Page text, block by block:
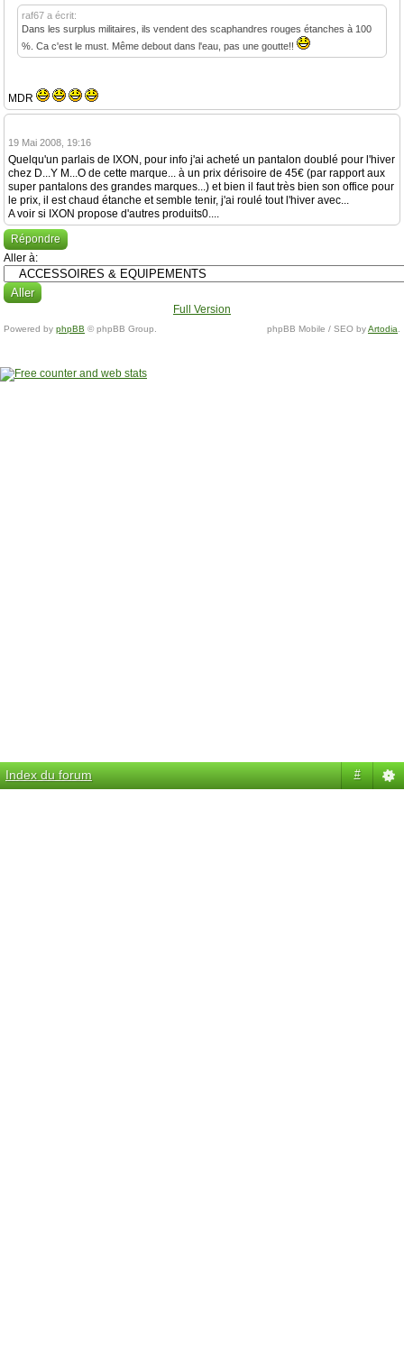
raf67 a écrit:
Dans les surplus militaires, ils vendent des scaphandres rouges étanches à 100
%. Ca c'est le must. Même debout dans l'eau, pas une goutte!!
MDR
19 Mai 2008, 19:16
Quelqu'un parlais de IXON, pour info j'ai acheté un pantalon doublé pour l'hiver
chez D...Y M...O de cette marque... à un prix dérisoire de 45€ (par rapport aux
super pantalons des grandes marques...) et bien il faut très bien son office pour
le prix, il est chaud étanche et semble tenir, j'ai roulé tout l'hiver avec...
A voir si IXON propose d'autres produits0....
Répondre
Aller à:
Full Version
Powered by phpBB © phpBB Group. phpBB Mobile / SEO byArtodia
Index du forum #